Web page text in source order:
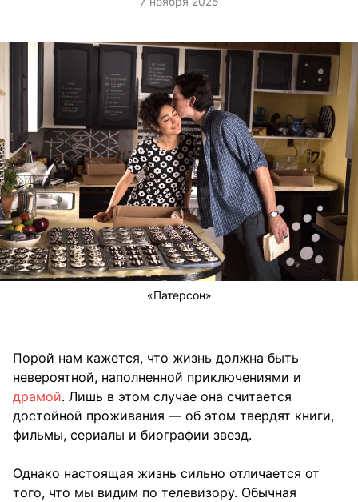
«Патерсон»
Порой нам кажется, что жизнь должна быть
невероятной, наполненной приключениями и
драмой. Лишь в этом случае она считается
достойной проживания — об этом твердят книги,
фильмы, сериалы и биографии звезд.
Однако настоящая жизнь сильно отличается от
того, что мы видим по телевизору. Обычная